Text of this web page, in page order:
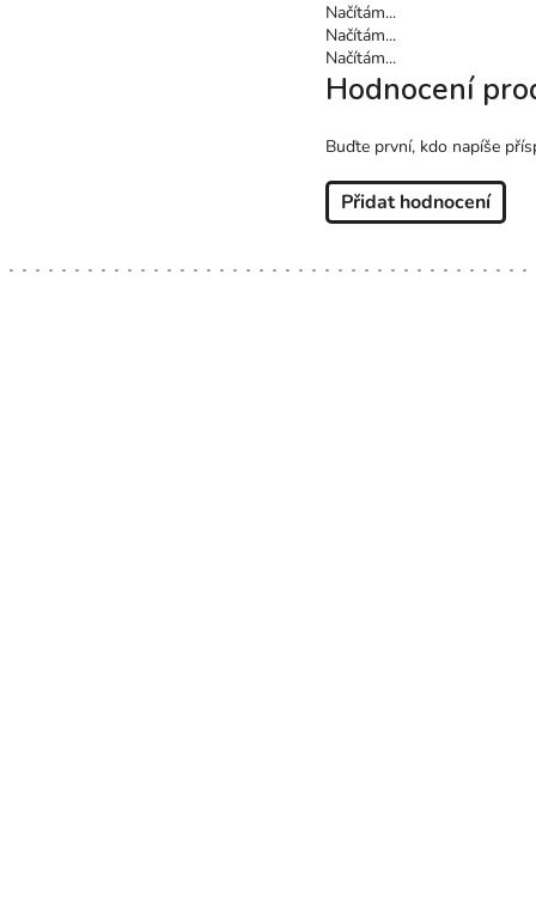
Načítám...
Načítám...
Načítám...
Hodnocení
Buďte první, kdo napíše
Přidat hodnocení